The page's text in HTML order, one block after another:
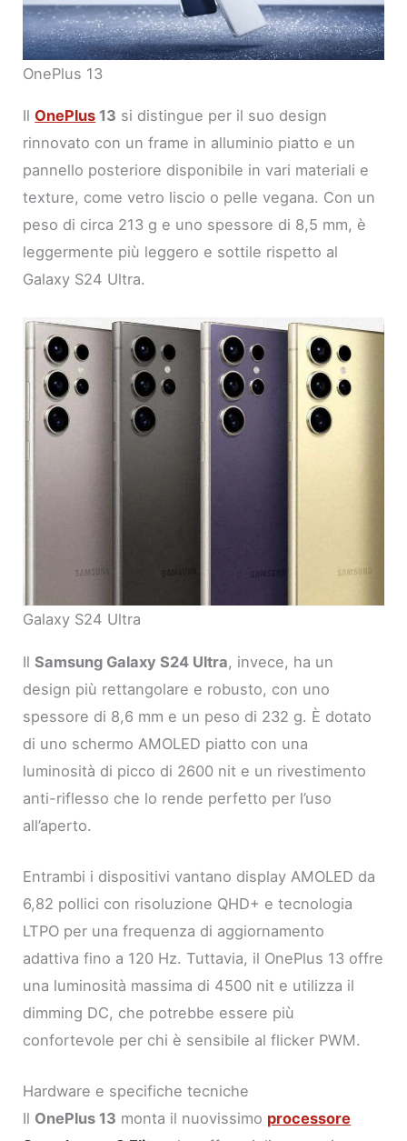
OnePlus 13
IlOnePlus 13 si distingue per il suo design
rinnovato con un frame in alluminio piatto e un
pannello posteriore disponibile in vari materiali e
texture, come vetro liscio o pelle vegana. Con un
peso di circa 213 g e uno spessore di 8,5 mm, è
leggermente più leggero e sottile rispetto al
Galaxy S24 Ultra.
Galaxy S24 Ultra
IlSamsung Galaxy S24 Ultra, invece, ha un
design più rettangolare e robusto, con uno
spessore di 8,6 mm e un peso di 232 g. È dotato
di uno schermo AMOLED piatto con una
luminosità di picco di 2600 nit e un rivestimento
anti-riflesso che lo rende perfetto per l’uso
all’aperto.
Entrambi i dispositivi vantano display AMOLED da
6,82 pollici con risoluzione QHD+ e tecnologia
LTPO per una frequenza di aggiornamento
adattiva fino a 120 Hz. Tuttavia, il OnePlus 13 offre
una luminosità massima di 4500 nit e utilizza il
dimming DC, che potrebbe essere più
confortevole per chi è sensibile al flicker PWM.
Hardware e specifiche tecniche
Il OnePlus 13 monta il nuovissimo processore